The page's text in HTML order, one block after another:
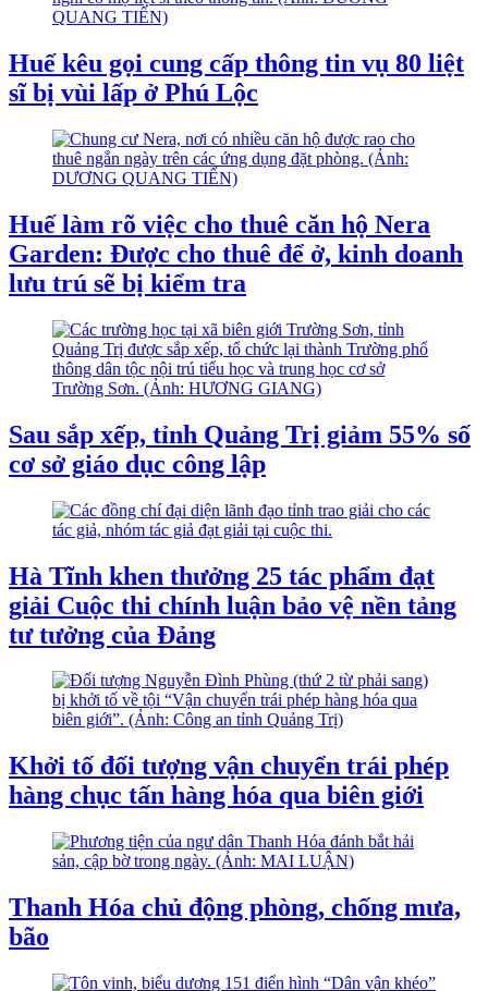
Huế kêu gọi cung cấp thông tin vụ 80 liệt
sĩ bị vùi lấp ở Phú Lộc
Huế làm rõ việc cho thuê căn hộ Nera
Garden: Được cho thuê để ở, kinh doanh
lưu trú sẽ bị kiểm tra
Sau sắp xếp, tỉnh Quảng Trị giảm 55% số
cơ sở giáo dục công lập
Hà Tĩnh khen thưởng 25 tác phẩm đạt
giải Cuộc thi chính luận bảo vệ nền tảng
tư tưởng của Đảng
Khởi tố đối tượng vận chuyển trái phép
hàng chục tấn hàng hóa qua biên giới
Thanh Hóa chủ động phòng, chống mưa,
bão